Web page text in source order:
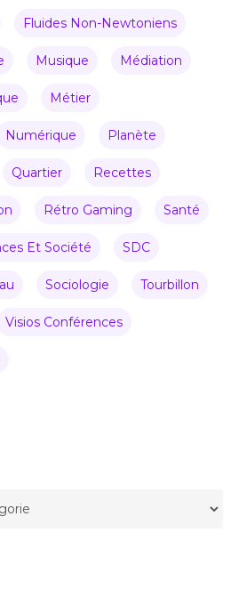
Fluides Non-Newtoniens
Musique Médiation
Métier
Numérique Planète
Quartier Recettes
Rétro Gaming Santé
Et Société SDC
Sociologie Tourbillon
Visios Conférences